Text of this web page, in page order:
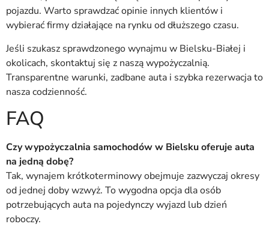
pojazdu. Warto sprawdzać opinie innych klientów i
wybierać firmy działające na rynku od dłuższego czasu.
Jeśli szukasz sprawdzonego wynajmu w Bielsku-Białej i
okolicach, skontaktuj się z naszą wypożyczalnią.
Transparentne warunki, zadbane auta i szybka rezerwacja to
nasza codzienność.
FAQ
Czy wypożyczalnia samochodów w Bielsku oferuje auta
na jedną dobę?
Tak, wynajem krótkoterminowy obejmuje zazwyczaj okresy
od jednej doby wzwyż. To wygodna opcja dla osób
potrzebujących auta na pojedynczy wyjazd lub dzień
roboczy.